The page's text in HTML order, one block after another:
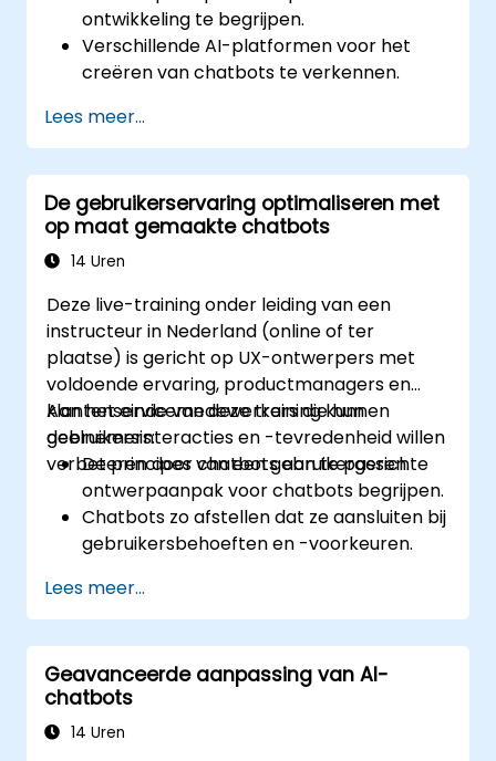
ontwikkeling te begrijpen.
Verschillende AI-platformen voor het
creëren van chatbots te verkennen.
ontwerpen en implementeren.
Chatbots op diverse kanalen en
platforms te deployen.
De prestaties van chatbots en het
gebruikersgedrag te analyseren.
Chatbots te integreren met bestaande
Lees meer...
De gebruikerservaring optimaliseren met
op maat gemaakte chatbots
14 Uren
Deze live-training onder leiding van een
instructeur in Nederland (online of ter
plaatse) is gericht op UX-ontwerpers met
voldoende ervaring, productmanagers en
klantenservicemedewerkers die hun
gebruikersinteracties en -tevredenheid willen
verbeteren door chatbots aan te passen.
Aan het einde van deze training kunnen
deelnemers:
De principes van een gebruikergerichte
ontwerpaanpak voor chatbots begrijpen.
Chatbots zo afstellen dat ze aansluiten bij
gebruikersbehoeften en -voorkeuren.
interactie met gebruikers te versterken.
Analytics inzetten om de prestaties van
chatbots te meten en te verbeteren.
Chatbots integreren in bestaande
werkprocessen binnen de klantenservice.
Een consistente en boeiende
Lees meer...
Geavanceerde aanpassing van AI-
chatbots
14 Uren